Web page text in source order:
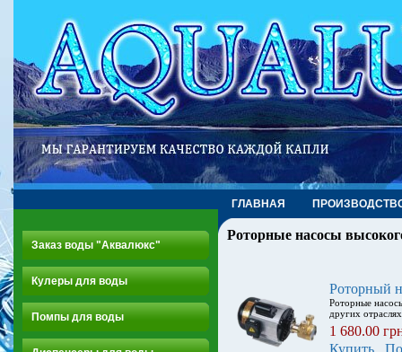
ГЛАВНАЯ
Заказ воды "Аквалюкс"
Кулеры для воды
Помпы для воды
Роторные насосы
Роторный
Роторные
других
1 680.00
Купить